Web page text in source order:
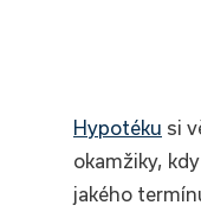
Hypotéku si
okamžiky,
jakého